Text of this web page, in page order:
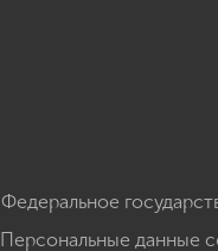
Федеральное
Персональные данные